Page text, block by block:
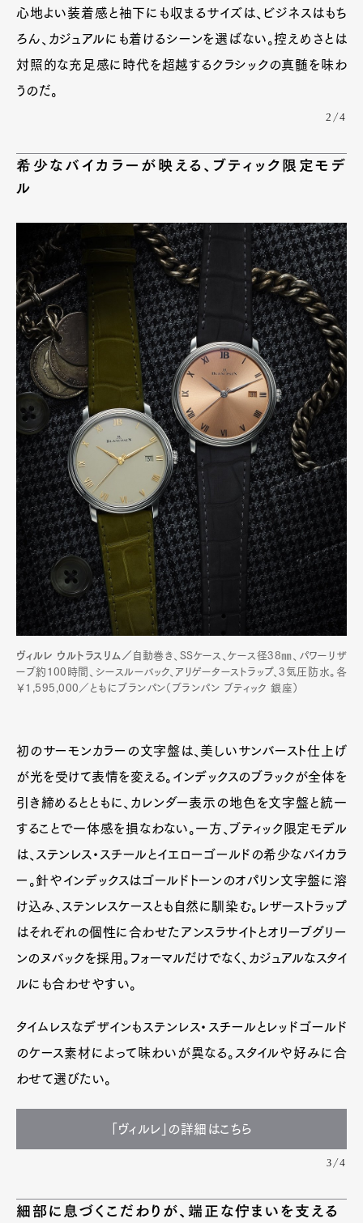
心地よい装着感と袖下にも収まるサイズは、ビジネスはもち
ろん、カジュアルにも着けるシーンを選ばない。控えめさとは
対照的な充足感に時代を超越するクラシックの真髄を味わ
うのだ。
2/4
希少なバイカラーが映える、ブティック限定モデ
ル
ヴィルレ ウルトラスリム／ 自動巻き、SSケース、ケース径38㎜、パワーリザ
ーブ約100時間、シースルーバック、アリゲーターストラップ、3気圧防水。各
￥1,595,000／ともにブランパン（ブランパン ブティック 銀座）
初のサーモンカラーの文字盤は、美しいサンバースト仕上げ
が光を受けて表情を変える。インデックスのブラックが全体を
引き締めるとともに、カレンダー表示の地色を文字盤と統一
することで一体感を損なわない。一方、ブティック限定モデル
は、ステンレス・スチールとイエローゴールドの希少なバイカラ
ー。針やインデックスはゴールドトーンのオパリン文字盤に溶
け込み、ステンレスケースとも自然に馴染む。レザーストラップ
はそれぞれの個性に合わせたアンスラサイトとオリーブグリー
ンのヌバックを採用。フォーマルだけでなく、カジュアルなスタイ
ルにも合わせやすい。
タイムレスなデザインもステンレス・スチールとレッドゴールド
のケース素材によって味わいが異なる。スタイルや好みに合
わせて選びたい。
「ヴィルレ」の詳細はこちら
3/4
細部に息づくこだわりが、端正な佇まいを支える